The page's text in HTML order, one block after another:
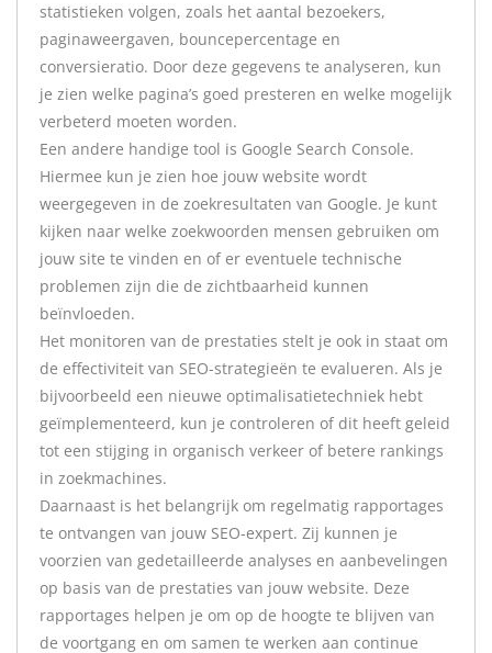
statistieken volgen, zoals het aantal bezoekers,
paginaweergaven, bouncepercentage en
conversieratio. Door deze gegevens te analyseren, kun
je zien welke pagina’s goed presteren en welke mogelijk
verbeterd moeten worden.
Een andere handige tool is Google Search Console.
Hiermee kun je zien hoe jouw website wordt
weergegeven in de zoekresultaten van Google. Je kunt
kijken naar welke zoekwoorden mensen gebruiken om
jouw site te vinden en of er eventuele technische
problemen zijn die de zichtbaarheid kunnen
beïnvloeden.
Het monitoren van de prestaties stelt je ook in staat om
de effectiviteit van SEO-strategieën te evalueren. Als je
bijvoorbeeld een nieuwe optimalisatietechniek hebt
geïmplementeerd, kun je controleren of dit heeft geleid
tot een stijging in organisch verkeer of betere rankings
in zoekmachines.
Daarnaast is het belangrijk om regelmatig rapportages
te ontvangen van jouw SEO-expert. Zij kunnen je
voorzien van gedetailleerde analyses en aanbevelingen
op basis van de prestaties van jouw website. Deze
rapportages helpen je om op de hoogte te blijven van
de voortgang en om samen te werken aan continue